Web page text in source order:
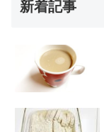
新着記事